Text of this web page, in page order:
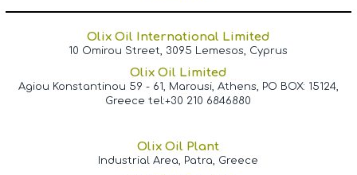
Olix Oil International Limited
10 Omirou Street, 3095 Lemesos, Cyprus
Olix Oil Limited
Agiou Konstantinou 59 - 61, Marousi, Athens, PO BOX: 15124,
Greece tel:+30 210 6846880
Olix Oil Plant
Industrial Area, Patra, Greece